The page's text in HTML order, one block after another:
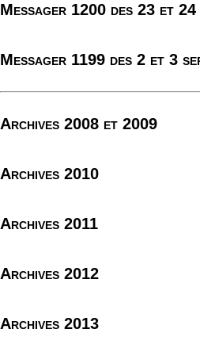
Messager 1200 des 23 et 24
Messager 1199 des 2 et 3
Archives 2008 et 2009
Archives 2010
Archives 2011
Archives 2012
Archives 2013